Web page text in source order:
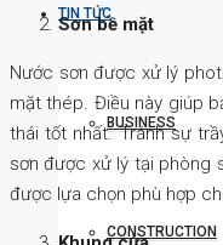
TIN TỨC
BUSINESS
CONSTRUCTION
Sơn bề mặt
Nước sơn được xử lý
mặt thép. Điều này giúp
thái tốt nhất. Tránh sự
sơn được xử lý tại phòng
được lựa chọn phù hợp